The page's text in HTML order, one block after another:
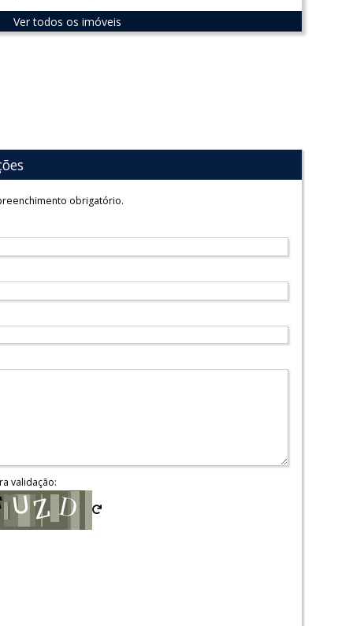
Ver todos os imóveis
obrigatório.
validação: